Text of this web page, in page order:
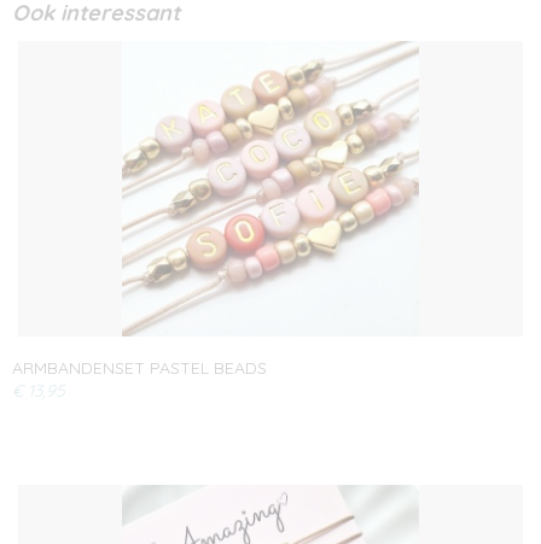
Ook interessant
ARMBANDENSET PASTEL BEADS
€ 13,95